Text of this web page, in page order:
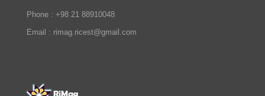
Phone : +98 21 88910048
Email : rimag.ricest@gmail.com